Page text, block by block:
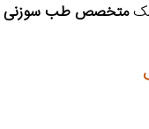
متخصص طب سوزنی